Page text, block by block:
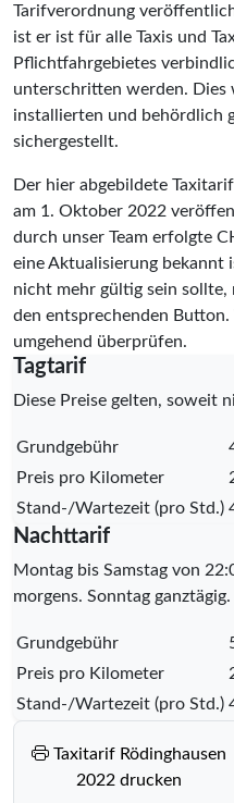
Tarifverordnung
ist er ist für alle Taxis und
Pflichtfahrgebietes
unterschritten werden. Dies
installierten und behördlich
sichergestellt.
Der hier abgebildete
am 1. Oktober 2022
durch unser Team erfolgte
eine Aktualisierung bekannt
nicht mehr gültig sein sollte,
den entsprechenden
umgehend überprüfen.
Tagtarif
Diese Preise gelten, soweit
Grundgebühr
Preis pro Kilometer
Stand-/Wartezeit (pro Std.)
Nachttarif
Montag bis Samstag von
morgens. Sonntag ganztägig.
Grundgebühr
Preis pro Kilometer
Stand-/Wartezeit (pro Std.)
Taxitarif Rödinghausen
2022 drucken